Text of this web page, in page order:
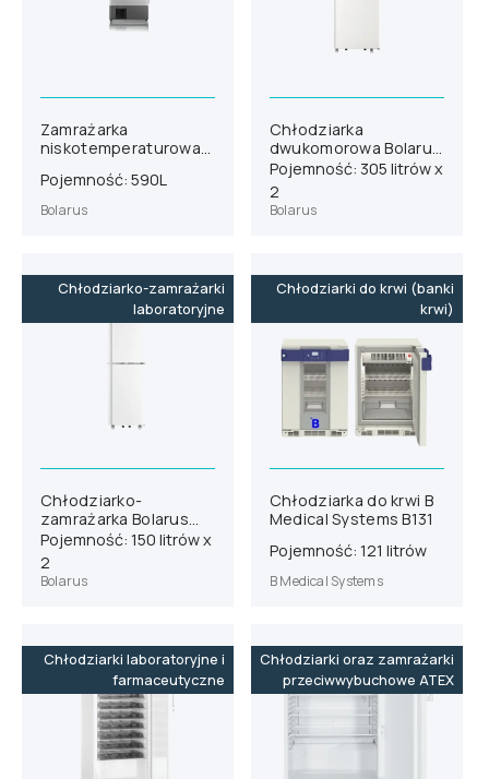
Zamrażarka
niskotemperaturowa
Pojemność: 590L
Bolarus
Chłodziarka
dwukomorowa Bolarus
SLC/SLC 700
Pojemność: 305 litrów x
2
Bolarus
Chłodziarko-zamrażarki
laboratoryjne
Chłodziarko-
zamrażarka Bolarus
SLC/SLM 300
Pojemność: 150 litrów x
2
Bolarus
Chłodziarki do krwi (banki
krwi)
Chłodziarka do krwi B
Medical Systems B131
Pojemność: 121 litrów
B Medical Systems
Chłodziarki laboratoryjne i
farmaceutyczne
Chłodziarki oraz zamrażarki
przeciwwybuchowe ATEX